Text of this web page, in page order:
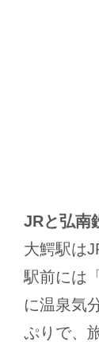
JRと弘南
大鰐駅は
駅前には
に温泉気
ぷりで、